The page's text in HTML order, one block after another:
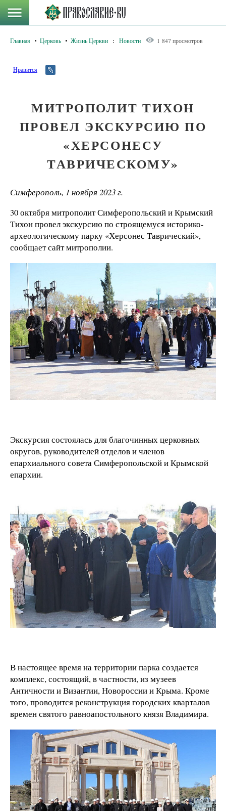
Главная Церковь Жизнь Церкви : Новости 1 847 просмотров
Нравится
МИТРОПОЛИТ ТИХОН
ПРОВЕЛ ЭКСКУРСИЮ ПО
«ХЕРСОНЕСУ
ТАВРИЧЕСКОМУ»
Симферополь, 1 ноября 2023 г.
30 октября митрополит Симферопольский и Крымский
Тихон провел экскурсию по строящемуся историко-
археологическому парку «Херсонес Таврический»,
сообщает сайт митрополии.
Экскурсия состоялась для благочинных церковных
округов, руководителей отделов и членов
епархиального совета Симферопольской и Крымской
епархии.
В настоящее время на территории парка создается
комплекс, состоящий, в частности, из музеев
Античности и Византии, Новороссии и Крыма. Кроме
того, проводится реконструкция городских кварталов
времен святого равноапостольного князя Владимира.